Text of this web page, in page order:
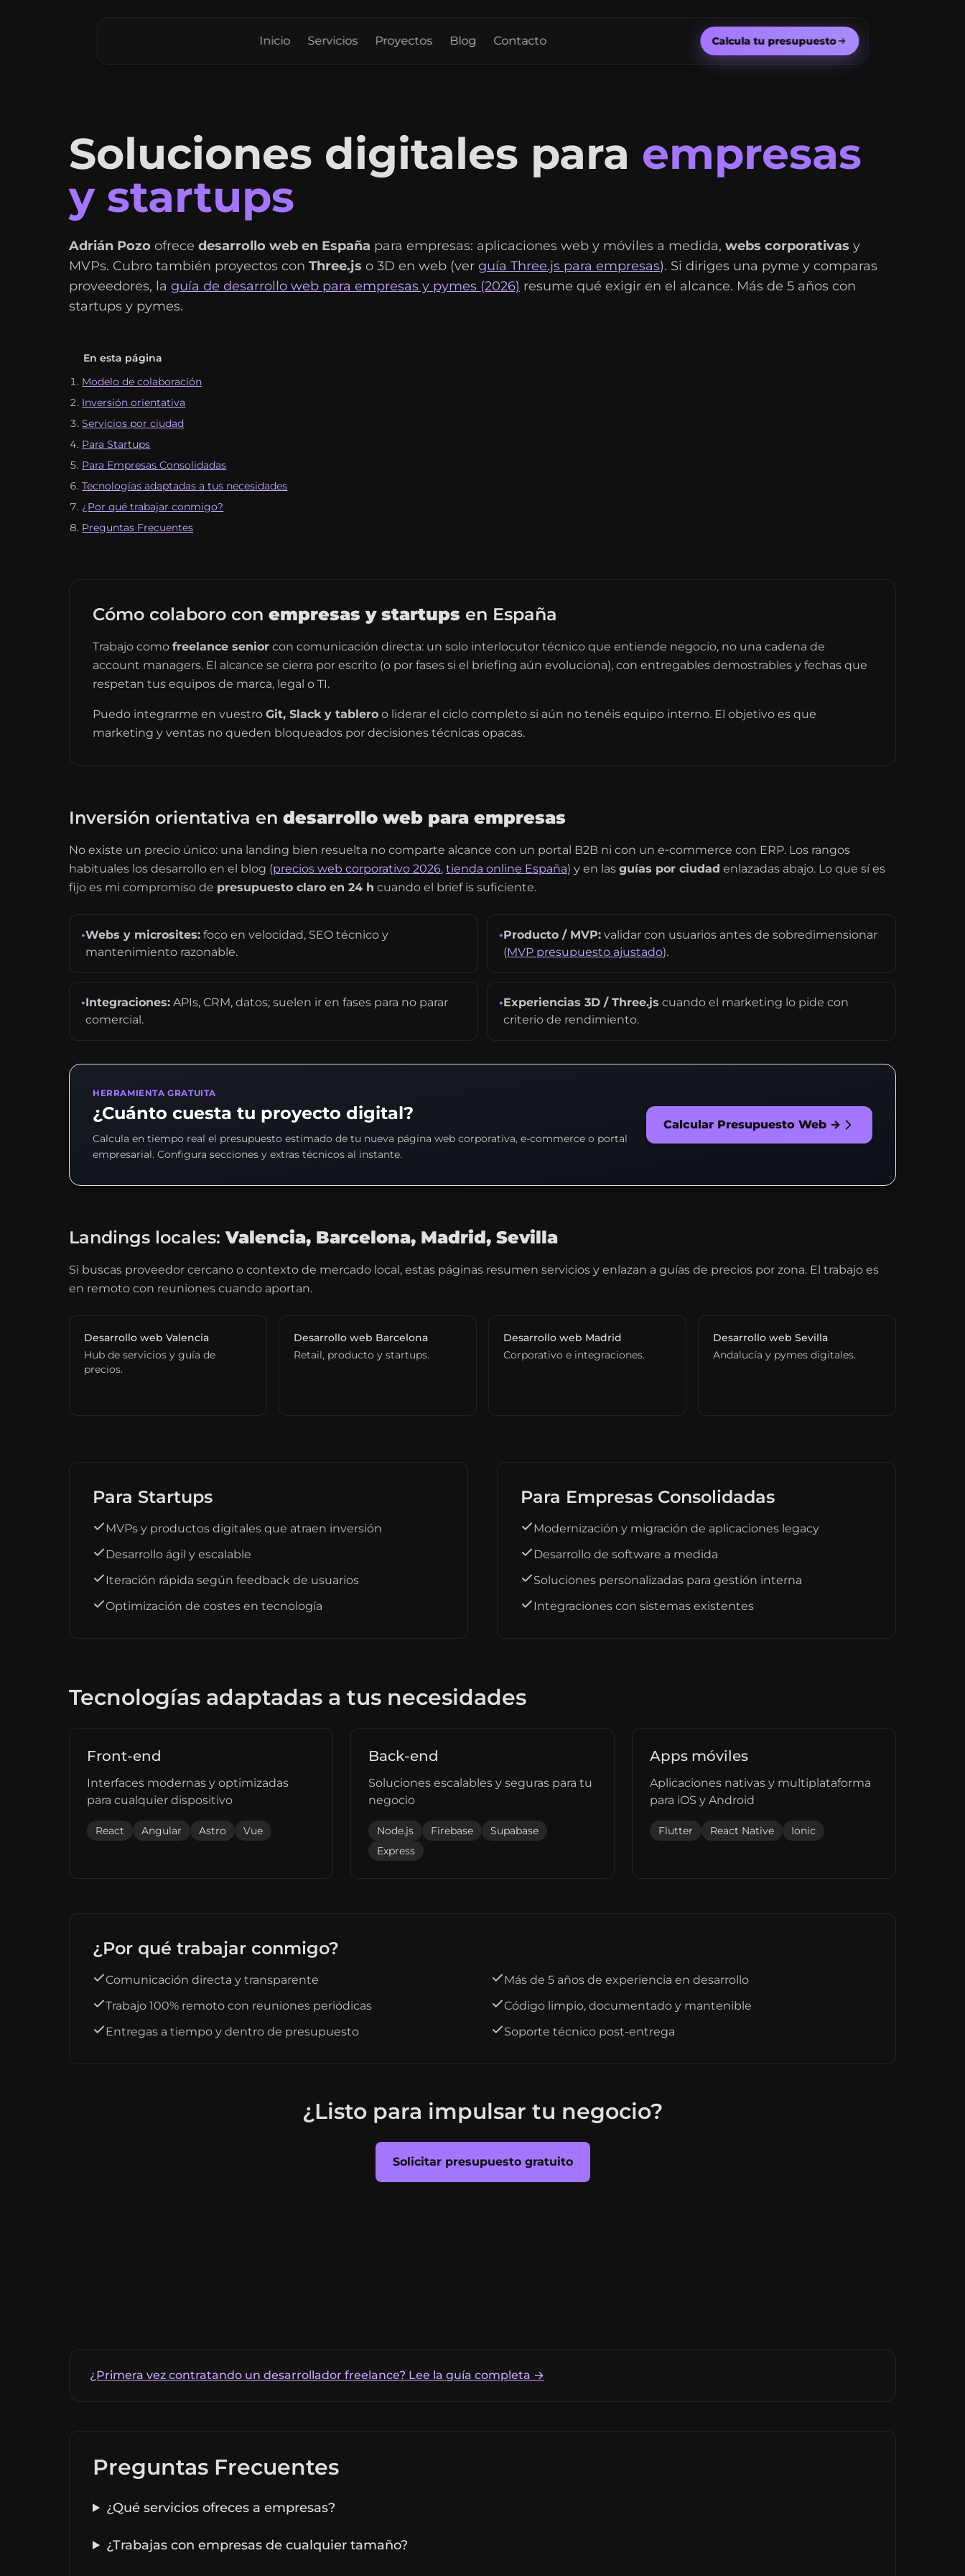
Inicio Servicios Proyectos Blog Contacto Calcula tu presupuesto
Soluciones digitales para empresas
y startups
Adrián Pozo ofrece desarrollo web en España para empresas: aplicaciones web y móviles a medida, webs corporativas y
MVPs. Cubro también proyectos con Three.js o 3D en web (ver guía Three.js para empresas). Si diriges una pyme y comparas
proveedores, la guía de desarrollo web para empresas y pymes (2026) resume qué exigir en el alcance. Más de 5 años con
startups y pymes.
En esta página
Modelo de colaboración
Inversión orientativa
Servicios por ciudad
Para Startups
Para Empresas Consolidadas
Tecnologías adaptadas a tus necesidades
¿Por qué trabajar conmigo?
Preguntas Frecuentes
Cómo colaboro con empresas y startups en España
Trabajo como freelance senior con comunicación directa: un solo interlocutor técnico que entiende negocio, no una cadena de
account managers. El alcance se cierra por escrito (o por fases si el briefing aún evoluciona), con entregables demostrables y fechas que
respetan tus equipos de marca, legal o TI.
Puedo integrarme en vuestro Git, Slack y tablero o liderar el ciclo completo si aún no tenéis equipo interno. El objetivo es que
marketing y ventas no queden bloqueados por decisiones técnicas opacas.
Inversión orientativa en desarrollo web para empresas
No existe un precio único: una landing bien resuelta no comparte alcance con un portal B2B ni con un e‑commerce con ERP. Los rangos
habituales los desarrollo en el blog (precios web corporativo 2026, tienda online España) y en las guías por ciudad enlazadas abajo. Lo que sí es
fijo es mi compromiso de presupuesto claro en 24 h cuando el brief is suficiente.
•Webs y microsites: foco en velocidad, SEO técnico y
mantenimiento razonable.
•Producto / MVP: validar con usuarios antes de sobredimensionar
(MVP presupuesto ajustado).
•Integraciones: APIs, CRM, datos; suelen ir en fases para no parar
comercial.
•Experiencias 3D / Three.js cuando el marketing lo pide con
criterio de rendimiento.
HERRAMIENTA GRATUITA
¿Cuánto cuesta tu proyecto digital?
Calcula en tiempo real el presupuesto estimado de tu nueva página web corporativa, e-commerce o portal
empresarial. Configura secciones y extras técnicos al instante.
Calcular Presupuesto Web →
Landings locales:Valencia, Barcelona, Madrid, Sevilla
Si buscas proveedor cercano o contexto de mercado local, estas páginas resumen servicios y enlazan a guías de precios por zona. El trabajo es
en remoto con reuniones cuando aportan.
Desarrollo web Valencia
Hub de servicios y guía de
precios.
Desarrollo web Barcelona
Retail, producto y startups.
Desarrollo web Madrid
Corporativo e integraciones.
Desarrollo web Sevilla
Andalucía y pymes digitales.
Para Startups
MVPs y productos digitales que atraen inversión
Desarrollo ágil y escalable
Iteración rápida según feedback de usuarios
Optimización de costes en tecnología
Para Empresas Consolidadas
Modernización y migración de aplicaciones legacy
Desarrollo de software a medida
Soluciones personalizadas para gestión interna
Integraciones con sistemas existentes
Tecnologías adaptadas a tus necesidades
Front-end
Interfaces modernas y optimizadas
para cualquier dispositivo
React Angular Astro Vue
Back-end
Soluciones escalables y seguras para tu
negocio
Node.js Firebase
Supabase
Express
Apps móviles
Aplicaciones nativas y multiplataforma
para iOS y Android
Flutter React Native Ionic
¿Por qué trabajar conmigo?
Comunicación directa y transparente
Trabajo 100% remoto con reuniones periódicas
Entregas a tiempo y dentro de presupuesto
Más de 5 años de experiencia en desarrollo
Código limpio, documentado y mantenible
Soporte técnico post-entrega
¿Listo para impulsar tu negocio?
Solicitar presupuesto gratuito
¿Primera vez contratando un desarrollador freelance? Lee la guía completa →
Preguntas Frecuentes
¿Qué servicios ofreces a empresas?
¿Trabajas con empresas de cualquier tamaño?